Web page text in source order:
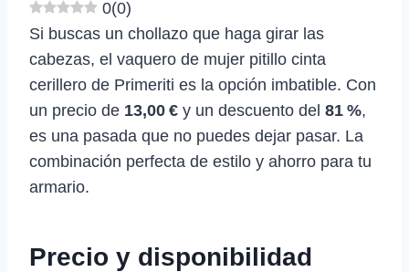
0(0)
Si buscas un chollazo que haga girar las
cabezas, el vaquero de mujer pitillo cinta
cerillero de Primeriti es la opción imbatible. Con
un precio de 13,00 € y un descuento del 81 %,
es una pasada que no puedes dejar pasar. La
combinación perfecta de estilo y ahorro para tu
armario.
Precio y disponibilidad